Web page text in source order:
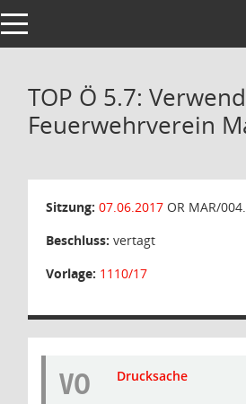
Toggle navigation
TOP Ö 5.7:
Feuerwehrverein
Sitzung: 07.06.2017 OR MAR/
Beschluss: vertagt
Vorlage: 1110/17
VO Drucksache